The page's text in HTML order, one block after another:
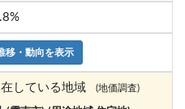
移・動向を表示
している地域 (地価調査)